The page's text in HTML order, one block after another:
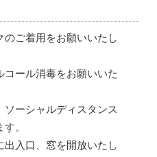
のご着用をお願いいたし
コール消毒をお願いいた
ソーシャルディスタンス
。
出入口、窓を開放いたし